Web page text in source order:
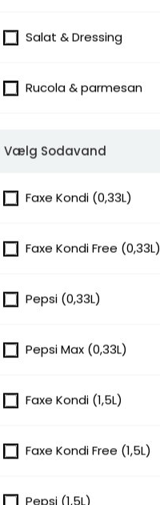
Salat & Dressing
Rucola & parmesan
Vælg Sodavand
Faxe Kondi (0,33L)
Faxe Kondi Free (0,33L)
Pepsi (0,33L)
Pepsi Max (0,33L)
Faxe Kondi (1,5L)
Faxe Kondi Free (1,5L)
Pepsi (1,5L)